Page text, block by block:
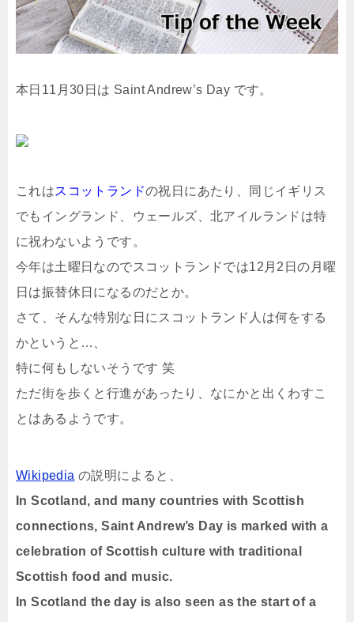
本日11月30日は Saint Andrew’s Day です。
これはスコットランドの祝日にあたり、同じイギリス
でもイングランド、ウェールズ、北アイルランドは特
に祝わないようです。
今年は土曜日なのでスコットランドでは12月2日の月曜
日は振替休日になるのだとか。
さて、そんな特別な日にスコットランド人は何をする
かというと…、
特に何もしないそうです 笑
ただ街を歩くと行進があったり、なにかと出くわすこ
とはあるようです。
Wikipedia の説明によると、
In Scotland, and many countries with Scottish
connections, Saint Andrew’s Day is marked with a
celebration of Scottish culture with traditional
Scottish food and music.
In Scotland the day is also seen as the start of a